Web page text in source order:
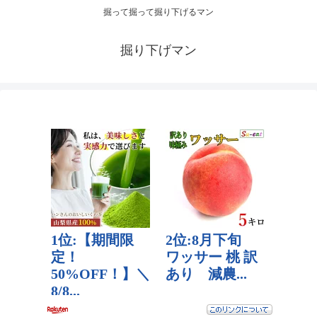
掘って掘って掘り下げるマン
掘り下げマン